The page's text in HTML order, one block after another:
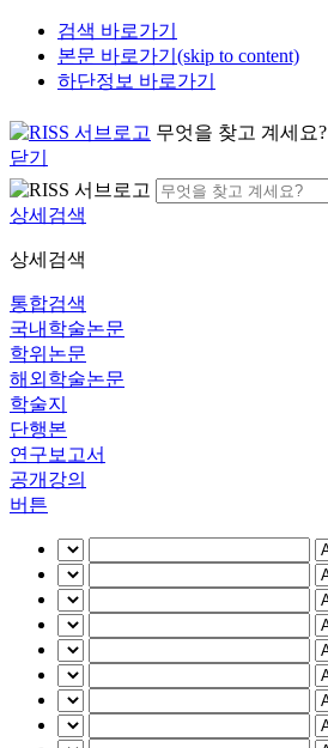
검색 바로가기
본문 바로가기(skip to content)
하단정보 바로가기
무엇을 찾고 계세요?
닫기
상세검색
상세검색
통합검색
국내학술논문
학위논문
해외학술논문
학술지
단행본
연구보고서
공개강의
버튼